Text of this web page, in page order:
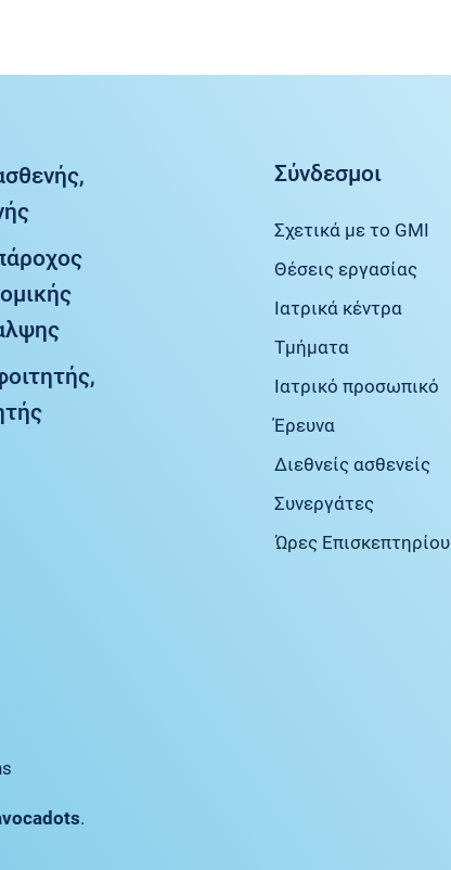
Σύνδεσμοι
Σχετικά με το GMI
Θέσεις εργασίας
Ιατρικά κέντρα
Τμήματα
Ιατρικό προσωπικό
Έρευνα
Διεθνείς ασθενείς
Συνεργάτες
Ώρες Επισκεπτηρίου
.